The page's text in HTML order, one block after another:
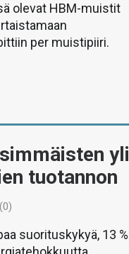
olevat HBM-muistit
per muistipiiri.
yli
tuotannon
suorituskykyä, 13 %